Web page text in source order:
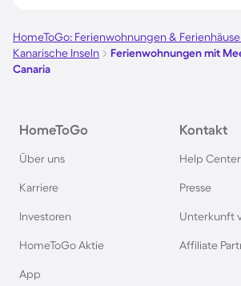
Ferienwohnungen mit Meerblick
Ferienwohnungen mit Meerblick in
Ferienwohnungen mit Meerblick in
Ferienwohnungen mit Meerblick
Ferienwohnungen mit Meerblick
HomeToGo: Ferienwohnungen &
Kanarische Inseln
Ferienwohnungen mit
Canaria
HomeToGo
Über uns
Karriere
Investoren
HomeToGo Aktie
App
Kontakt
Help
Presse
Unterkunft
Affiliate